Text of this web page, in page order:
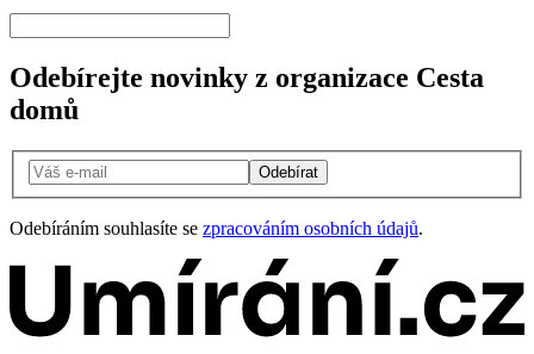
Odebírejte novinky z organizace Cesta
domů
Odebírat
Odebíráním souhlasíte se zpracováním osobních údajů.